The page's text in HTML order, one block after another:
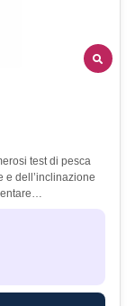
test di pesca
e dell’inclinazione